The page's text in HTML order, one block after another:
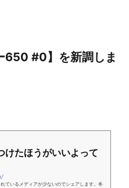
650 #0】を新調しま
けたほうがいいよって
ているメディアが少ないのでシェアします。冬